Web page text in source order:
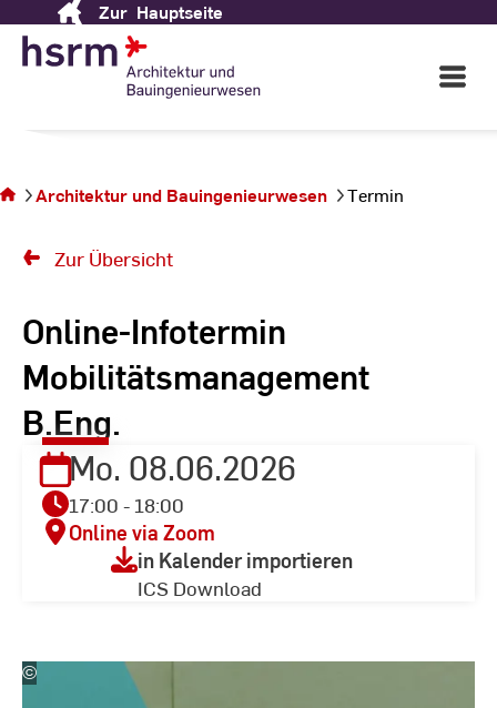
Content
Zur Hauptseite
Open
Main
sich auf
der
Termin
Architektur und Bauingenieurwesen Termin
Zur Übersicht
Online-Infotermin
Mobilitätsmanagement
B.Eng.
Mo. 08.06.2026
17:00 - 18:00
Online via Zoom
in Kalender importieren
ICS Download
©
Kira